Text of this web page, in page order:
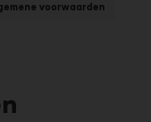
voorwaarden